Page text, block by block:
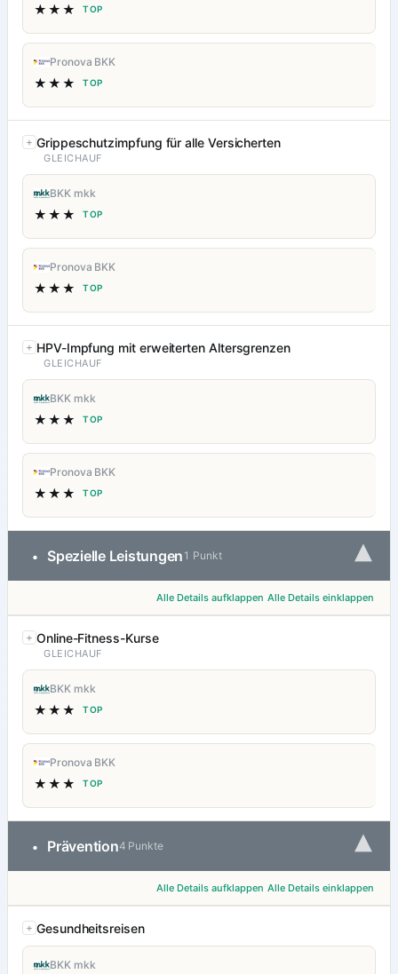
★★★ TOP
Pronova BKK
★★★ TOP
Grippeschutzimpfung für alle Versicherten
GLEICHAUF
BKK mkk
★★★ TOP
Pronova BKK
★★★ TOP
HPV-Impfung mit erweiterten Altersgrenzen
GLEICHAUF
BKK mkk
★★★ TOP
Pronova BKK
★★★ TOP
• Spezielle Leistungen 1 Punkt ▾
Alle Details aufklappen Alle Details einklappen
Online-Fitness-Kurse
GLEICHAUF
BKK mkk
★★★ TOP
Pronova BKK
★★★ TOP
• Prävention4 Punkte ▾
Alle Details aufklappen Alle Details einklappen
Gesundheitsreisen
BKK mkk